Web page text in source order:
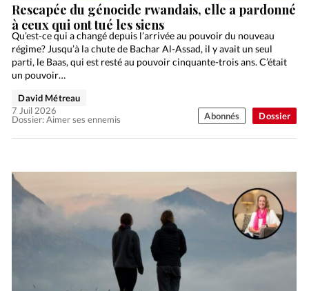
Dossier
Rescapée du génocide rwandais, elle a pardonné
à ceux qui ont tué les siens
Qu’est-ce qui a changé depuis l’arrivée au pouvoir du nouveau
régime? Jusqu’à la chute de Bachar Al-Assad, il y avait un seul
parti, le Baas, qui est resté au pouvoir cinquante-trois ans. C’était
un pouvoir…
Dossier: Aimer ses ennemis
David Métreau
7 Juil 2026
Abonnés